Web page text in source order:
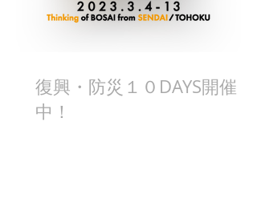
復興・防災１０DAYS開催
中！